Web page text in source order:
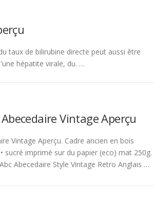
taux de bilirubine directe peut aussi être
hépatite virale, du. …
Vintage Aperçu
Vintage Aperçu. Cadre ancien en bois
sucré imprimé sur du papier (eco) mat 250g.
Abecedaire Style Vintage Retro Anglais …